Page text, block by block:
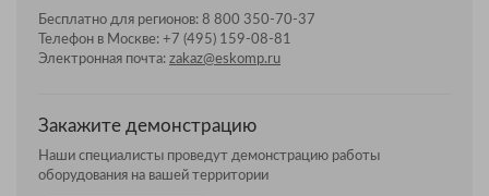
Бесплатно для регионов: 8 800 350-70-37
Телефон в Москве: +7 (495) 159-08-81
Электронная почта: zakaz@eskomp.ru
Закажите демонстрацию
Наши специалисты проведут демонстрацию работы
оборудования на вашей территории